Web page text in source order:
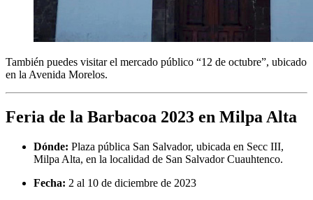
También puedes visitar el mercado público “12 de octubre”, ubicado
en la Avenida Morelos.
Feria de la Barbacoa 2023 en Milpa Alta
Dónde: Plaza pública San Salvador, ubicada en Secc III,
Milpa Alta, en la localidad de San Salvador Cuauhtenco.
Fecha: 2 al 10 de diciembre de 2023